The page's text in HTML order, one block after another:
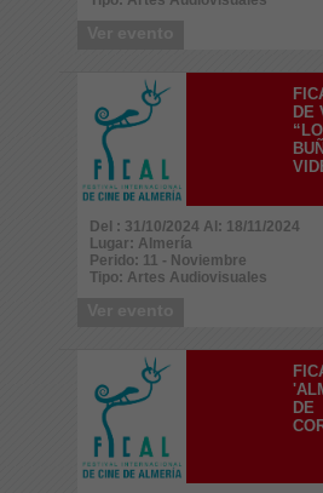
DE
Del : 31/10/2024 Al: 18/11/2024
Lugar: Almería
Perido: 11 - Noviembre
Tipo: Artes Audiovisuales
DE